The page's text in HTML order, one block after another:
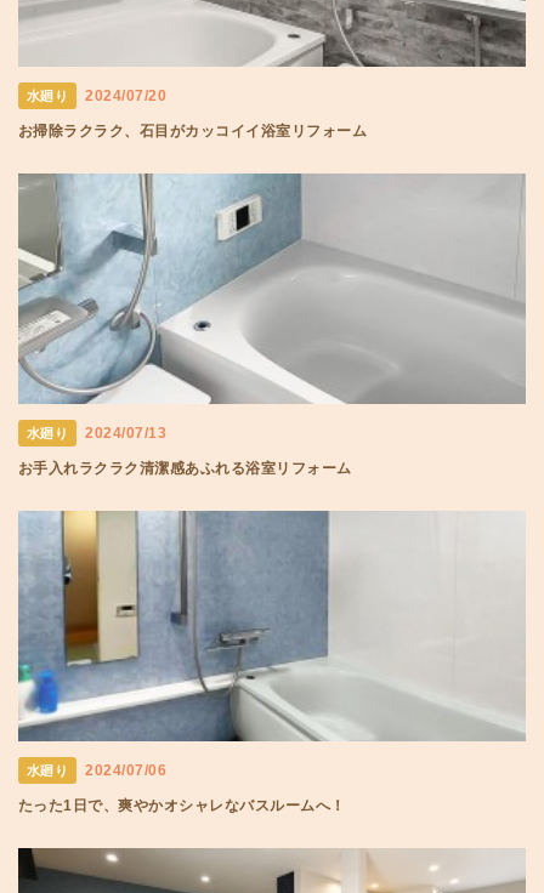
水廻り 2024/07/20
お掃除ラクラク、石目がカッコイイ浴室リフォーム
水廻り 2024/07/13
お手入れラクラク清潔感あふれる浴室リフォーム
水廻り 2024/07/06
たった1日で、爽やかオシャレなバスルームへ！